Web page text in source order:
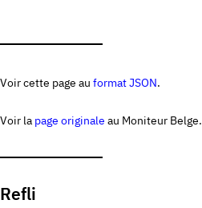
Voir cette page au format JSON.
Voir la page originale au Moniteur Belge.
Refli